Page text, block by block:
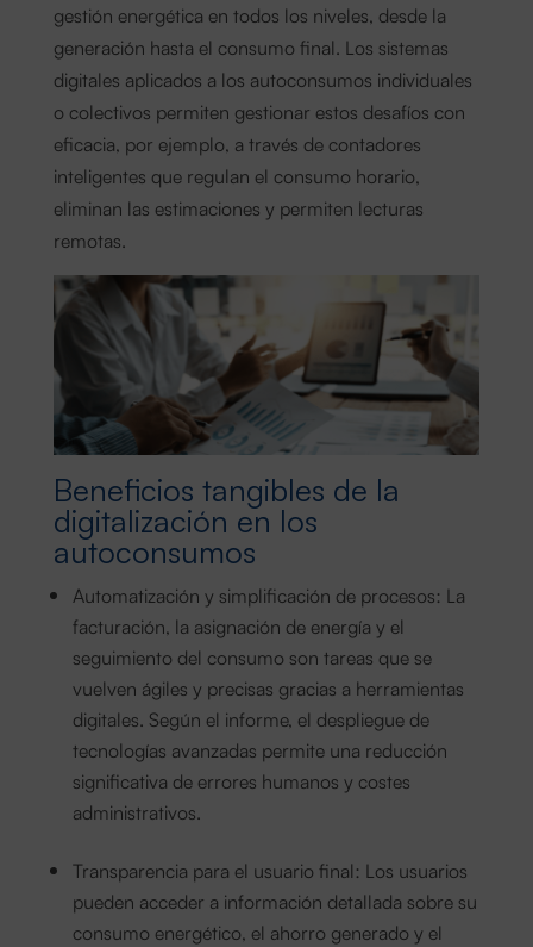
gestión energética en todos los niveles, desde la
generación hasta el consumo final. Los sistemas
digitales aplicados a los autoconsumos individuales
o colectivos permiten gestionar estos desafíos con
eficacia, por ejemplo, a través de contadores
inteligentes que regulan el consumo horario,
eliminan las estimaciones y permiten lecturas
remotas.
Beneficios tangibles de la
digitalización en los
autoconsumos
Automatización y simplificación de procesos: La
facturación, la asignación de energía y el
seguimiento del consumo son tareas que se
vuelven ágiles y precisas gracias a herramientas
digitales. Según el informe, el despliegue de
tecnologías avanzadas permite una reducción
significativa de errores humanos y costes
administrativos.
Transparencia para el usuario final: Los usuarios
pueden acceder a información detallada sobre su
consumo energético, el ahorro generado y el